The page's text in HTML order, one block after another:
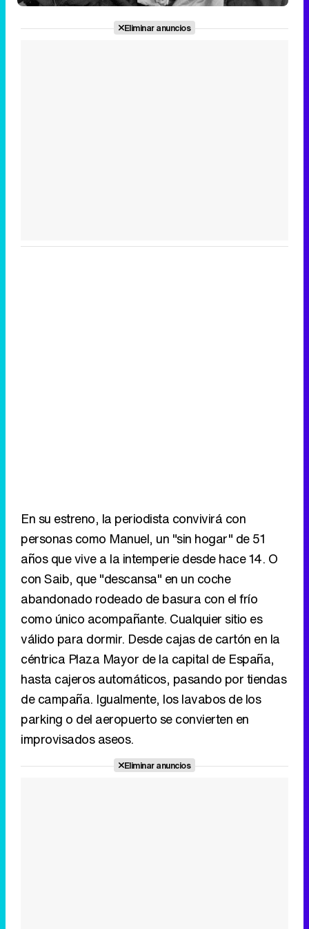
como único acompañante. Cualquier sitio es
válido para dormir. Desde cajas de cartón en la
céntrica Plaza Mayor de la capital de España,
hasta cajeros automáticos, pasando por tiendas
de campaña. Igualmente, los lavabos de los
parking o del aeropuerto se convierten en
improvisados aseos.
Eliminar anuncios